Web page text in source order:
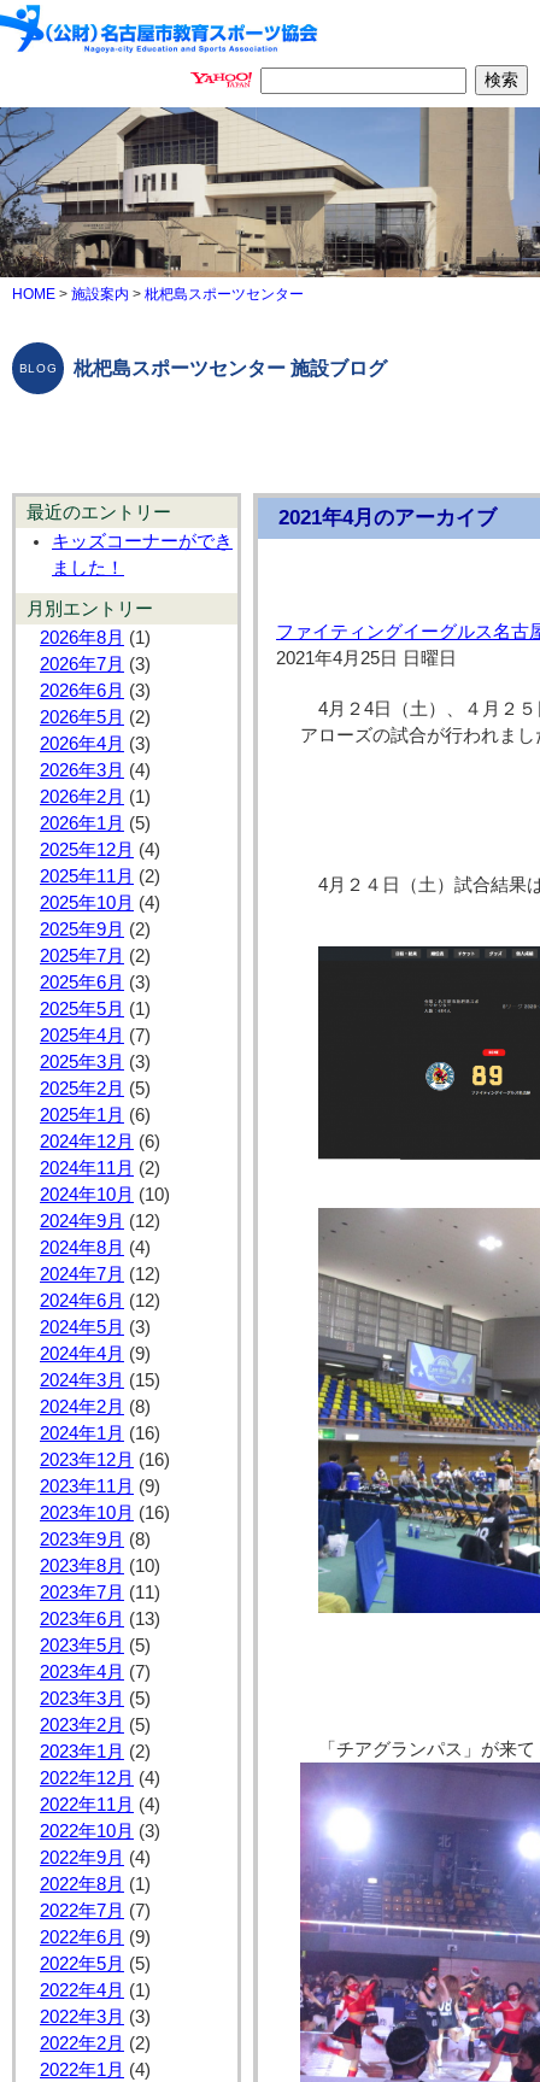
HOME > 施設案内 > 枇杷島スポーツセンター
枇杷島スポーツセンター 施設ブログ
最近のエントリー
キッズコーナーができ
ました！
月別エントリー
2026年8月 (1)
2026年7月 (3)
2026年6月 (3)
2026年5月 (2)
2026年4月 (3)
2026年3月 (4)
2026年2月 (1)
2026年1月 (5)
2025年12月 (4)
2025年11月 (2)
2025年10月 (4)
2025年9月 (2)
2025年7月 (2)
2025年6月 (3)
2025年5月 (1)
2025年4月 (7)
2025年3月 (3)
2025年2月 (5)
2025年1月 (6)
2024年12月 (6)
2024年11月 (2)
2024年10月 (10)
2024年9月 (12)
2024年8月 (4)
2024年7月 (12)
2024年6月 (12)
2024年5月 (3)
2024年4月 (9)
2024年3月 (15)
2024年2月 (8)
2024年1月 (16)
2023年12月 (16)
2023年11月 (9)
2023年10月 (16)
2023年9月 (8)
2023年8月 (10)
2023年7月 (11)
2023年6月 (13)
2023年5月 (5)
2023年4月 (7)
2023年3月 (5)
2023年2月 (5)
2023年1月 (2)
2022年12月 (4)
2022年11月 (4)
2022年10月 (3)
2022年9月 (4)
2022年8月 (1)
2022年7月 (7)
2022年6月 (9)
2022年5月 (5)
2022年4月 (1)
2022年3月 (3)
2022年2月 (2)
2022年1月 (4)
2021年4月のアーカイブ
ファイティングイーグルス名
2021年4月25日 日曜日
4月２4日（土）、４月２
アローズの試合が行われまし
4月２４日（土）試合結果
「チアグランパス」が来